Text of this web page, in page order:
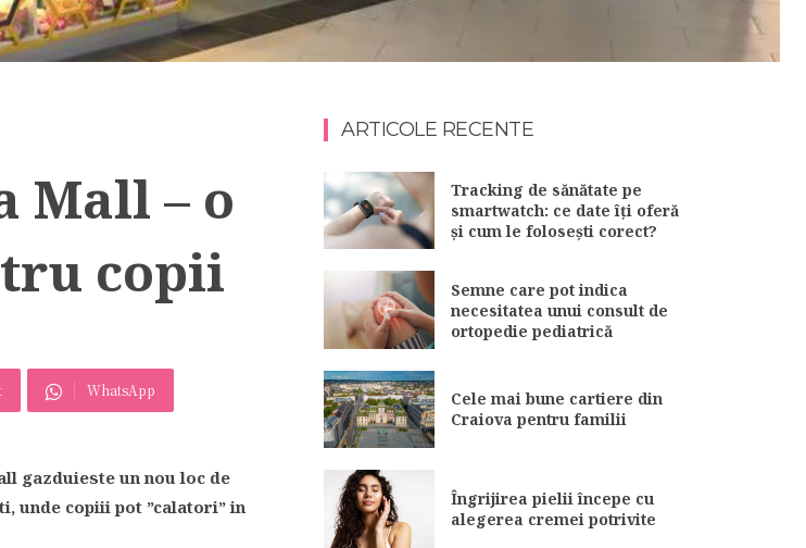
Mall – o
copii
WhatsApp
gazduieste un nou loc de
unde copiii pot ”calatori” in
ARTICOLE RECENTE
Tracking de sănătate pe
smartwatch: ce date îți oferă
și cum le folosești corect?
Semne care pot indica
necesitatea unui consult de
ortopedie pediatrică
Cele mai bune cartiere din
Craiova pentru familii
Îngrijirea pielii începe cu
alegerea cremei potrivite